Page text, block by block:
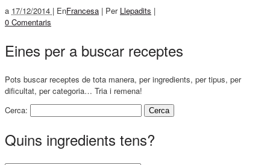
a 17/12/2014 | EnFrancesa | Per Llepadits |
0 Comentaris
Eines per a buscar receptes
Pots buscar receptes de tota manera, per ingredients, per tipus, per
dificultat, per categoria… Tria i remena!
Cerca:
Quins ingredients tens?